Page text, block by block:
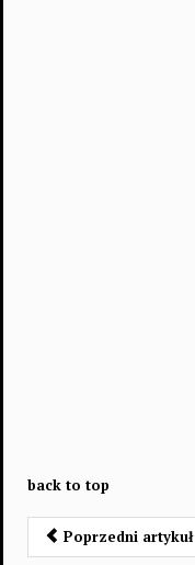
back to top
Poprzedni artykuł